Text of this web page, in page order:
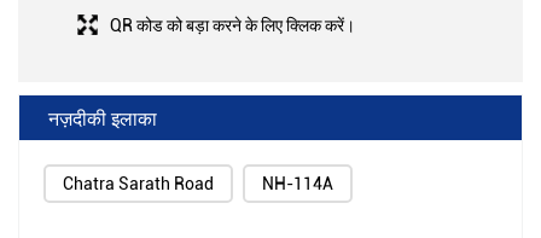
QR कोड को बड़ा करने के लिए क्लिक करें।
नज़दीकी इलाका
Chatra Sarath Road NH-114A